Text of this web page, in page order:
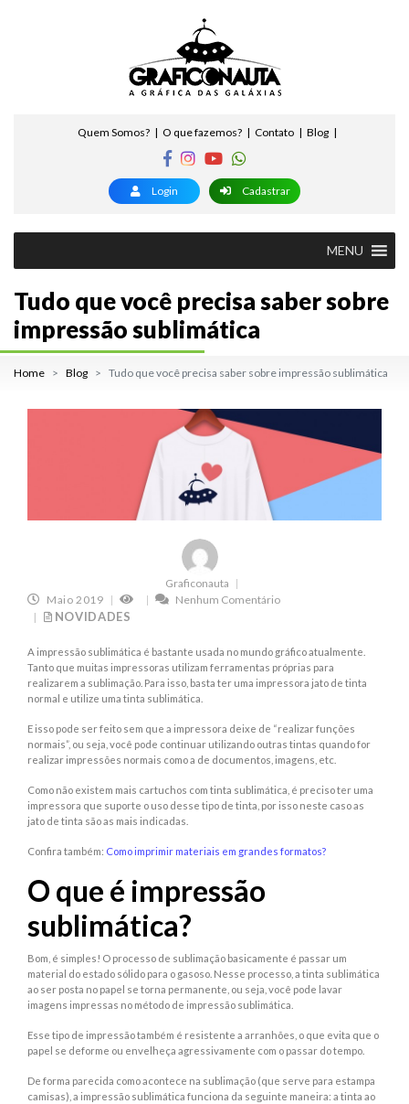
Quem Somos? O que fazemos? Contato Blog
Login Cadastrar
MENU
Tudo que você precisa saber sobre
impressão sublimática
Home Blog Tudo que você precisa saber sobre impressão sublimática
Graficonauta
Maio 2019
Nenhum Comentário
NOVIDADES
A impressão sublimática é bastante usada no mundo gráfico atualmente.
Tanto que muitas impressoras utilizam ferramentas próprias para
realizarem a sublimação. Para isso, basta ter uma impressora jato de tinta
normal e utilize uma tinta sublimática.
E isso pode ser feito sem que a impressora deixe de “realizar funções
normais”, ou seja, você pode continuar utilizando outras tintas quando for
realizar impressões normais como a de documentos, imagens, etc.
Como não existem mais cartuchos com tinta sublimática, é preciso ter uma
impressora que suporte o uso desse tipo de tinta, por isso neste caso as
jato de tinta são as mais indicadas.
Confira também: Como imprimir materiais em grandes formatos?
O que é impressão
sublimática?
Bom, é simples! O processo de sublimação basicamente é passar um
material do estado sólido para o gasoso. Nesse processo, a tinta sublimática
ao ser posta no papel se torna permanente, ou seja, você pode lavar
imagens impressas no método de impressão sublimática.
Esse tipo de impressão também é resistente a arranhões, o que evita que o
papel se deforme ou envelheça agressivamente com o passar do tempo.
De forma parecida como acontece na sublimação (que serve para estampa
camisas), a impressão sublimática funciona da seguinte maneira: a tinta ao